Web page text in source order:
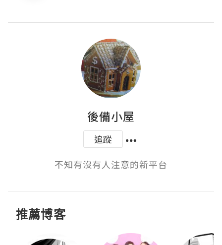
後備小屋
追蹤
不知有沒有人注意的新平台
推薦博客